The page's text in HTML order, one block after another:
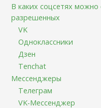
В каких соцсетях
разрешенных
VK
Одноклассники
Дзен
Tenchat
Мессенджеры
Телеграм
VK-Мессенджер